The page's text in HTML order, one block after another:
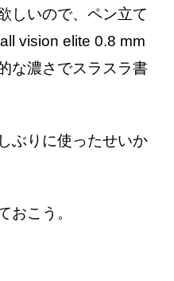
しいので、ペン立て
vision elite 0.8 mm
な濃さでスラスラ書
ぶりに使ったせいか
おこう。